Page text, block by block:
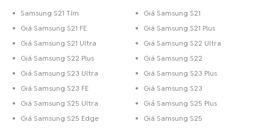
Samsung S21 Tím
Giá Samsung S21
Giá Samsung S21 FE
Giá Samsung S21 Plus
Giá Samsung S21 Ultra
Giá Samsung S22 Ultra
Giá Samsung S22 Plus
Giá Samsung S22
Giá Samsung S23 Ultra
Giá Samsung S23 Plus
Giá Samsung S23 FE
Giá Samsung S23
Giá Samsung S25 Ultra
Giá Samsung S25 Plus
Giá Samsung S25 Edge
Giá Samsung S25